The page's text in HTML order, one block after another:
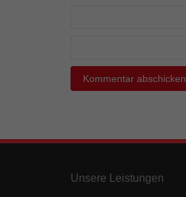
Unsere Leistungen